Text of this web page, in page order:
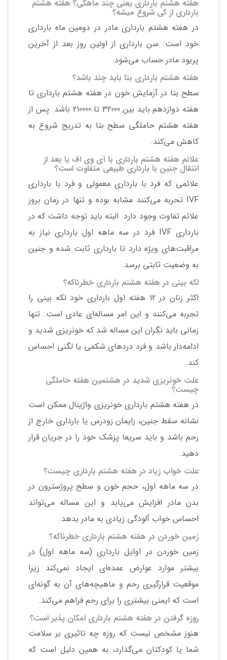
هفته هشتم بارداری یعنی چند ماهگی؟ هفته هشتم
بارداری از کی شروع میشه؟
در هفته هشتم بارداری مادر در دومین ماه بارداری
خود است. سن بارداری از اولین روز بعد از آخرین
پریود مادر حساب می‌شود.
هفته هشتم بارداری بتا باید چند باشد؟
سطح بتا در آزمایش خون در هفته هشتم بارداری تا
هفته دوازدهم باید بین 32000 تا 210000 باشد. پس از
هفته هشتم حاملگی سطح بتا به تدریج شروع به
کاهش می‌کند.
علائم هفته هشتم بارداری با آی وی اف یا بعد از
انتقال جنین با بارداری طبیعی متفاوت است؟
علائمی که فرد با بارداری معمولی و فرد با بارداری
IVF تحربه می‌کنند مشابه بوده و تنها در زمان بروز
علائم تفاوت وجود دارد. البته باید توجه داشت که در
بارداری IVF فرد در سه ماهه اول بارداری نیاز به
مراقبت‌های ویژه دارد تا بارداری ثابت شده و جنین
به وضعیت ثابتی برسد.
لکه بینی در هفته هشتم بارداری خطرناکه؟
اکثر زنان در 12 هفته اول بارداری خود لکه بینی را
تجربه می‌کنند و این امر مساله‌ای عادی است. تنها
زمانی باید نگران این مساله شد که خونریزی شدید و
ادامه‌دار باشد و فرد دردهای شکمی یا لگنی احساس
کند.
علت خونریزی شدید در هشتمین هفته حاملگی
چیست؟
در هفته هشتم بارداری خونریزی واژینال ممکن است
نشانه سقط جنین، زایمان زودرس یا بارداری خارج از
رحم باشد و باید سریعا پزشک خود را در جریان قرار
دهید.
علت خواب زیاد در هفته هشتم بارداری چیست؟
در سه ماهه اول، حجم خون و سطح پروژسترون در
بدن مادر افزایش می‌یابد و این مساله می‌تواند
احساس خواب آلودگی زیادی به مادر بدهد.
زمین خوردن در هفته هشتم بارداری خطرناکه؟
زمین خوردن در اوایل بارداری (سه ماهه اول) در
بیشتر موارد عوارض عمده‌ای ایجاد نمی‌کند زیرا
موقعیت قرارگیری رحم و ماهیچه‌های آن به گونه‌ای
است که ایمنی بیشتری را برای رحم فراهم می‌کند.
روزه گرفتن در هفته هشتم بارداری امکان پذیر است؟
هنوز مشخص نیست که روزه چه تاثیری بر سلامت
شما یا کودکتان می‌گذارد، به همین دلیل است که